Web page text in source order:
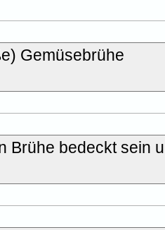
Gemüsebrühe
Brühe bedeckt sein